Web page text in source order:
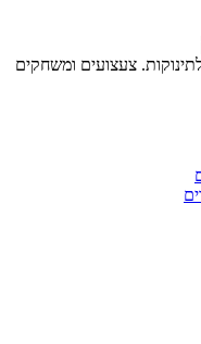
צעצועים ומשחקים